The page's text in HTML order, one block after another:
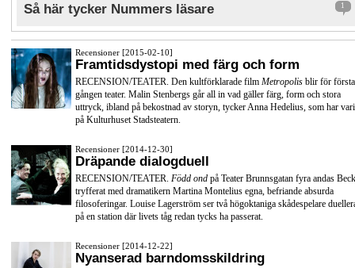
Så här tycker Nummers läsare 1
Recensioner [2015-02-10]
Framtidsdystopi med färg och form
RECENSION/TEATER. Den kultförklarade film Metropolis blir för första
gången teater. Malin Stenbergs går all in vad gäller färg, form och stora
uttryck, ibland på bekostnad av storyn, tycker Anna Hedelius, som har
på Kulturhuset Stadsteatern.
Recensioner [2014-12-30]
Dräpande dialogduell
RECENSION/TEATER. Född ond på Teater Brunnsgatan fyra andas
tryfferat med dramatikern Martina Montelius egna, befriande absurda
filosoferingar. Louise Lagerström ser två högoktaniga skådespelare
på en station där livets tåg redan tycks ha passerat.
Recensioner [2014-12-22]
Nyanserad barndomsskildring